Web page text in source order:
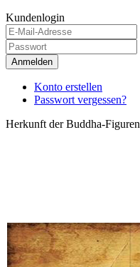
Kundenlogin
Anmelden
Konto erstellen
Passwort vergessen?
Herkunft der Buddha-Figuren